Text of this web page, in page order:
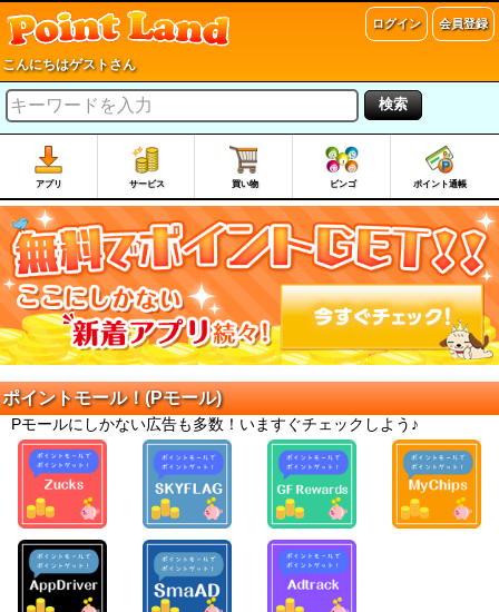
ログイン 会員登録
こんにちはゲストさん
検索
アプリ サービス 買い物 ビンゴ ポイント通帳
ポイントモール！(Pモール)
Pモールにしかない広告も多数！いますぐチェックしよう♪